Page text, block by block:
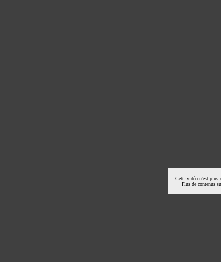
Cette vidéo n'est plus
Plus de contenus